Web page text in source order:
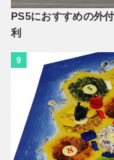
PS5におすすめの外
利
9